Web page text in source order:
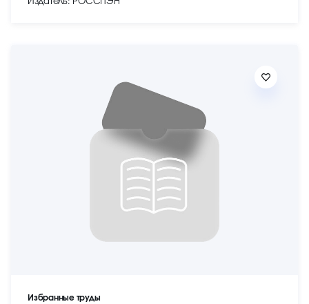
Издатель: РОССПЭН
Избранные труды